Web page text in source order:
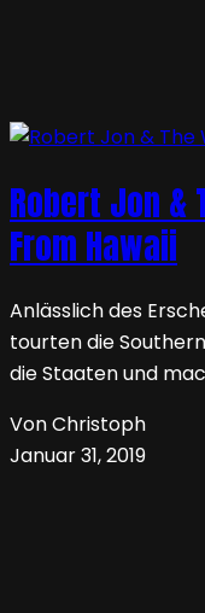
Robert Jon &
From Hawaii
Anlässlich des
tourten die
die Staaten und
Von Christoph
Januar 31, 2019